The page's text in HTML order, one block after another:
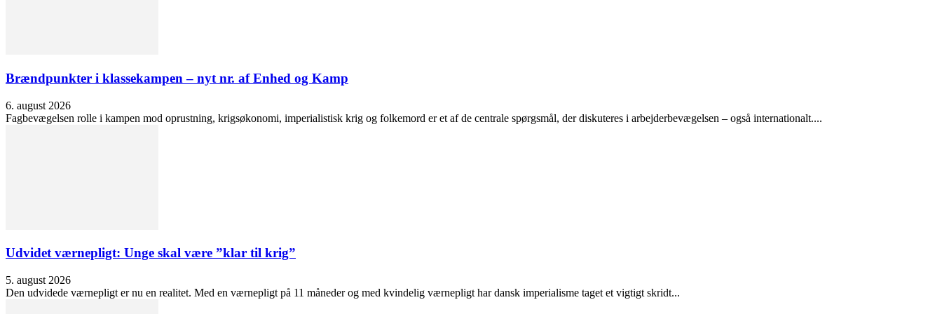
Brændpunkter i klassekampen – nyt nr. af Enhed og Kamp
6. august 2026
Fagbevægelsen rolle i kampen mod oprustning, krigsøkonomi, imperialistisk krig og folkemord er et af de centrale spørgsmål, der diskuteres i arbejderbevægelsen – også internationalt....
Udvidet værnepligt: Unge skal være ”klar til krig”
5. august 2026
Den udvidede værnepligt er nu en realitet. Med en værnepligt på 11 måneder og med kvindelig værnepligt har dansk imperialisme taget et vigtigt skridt...